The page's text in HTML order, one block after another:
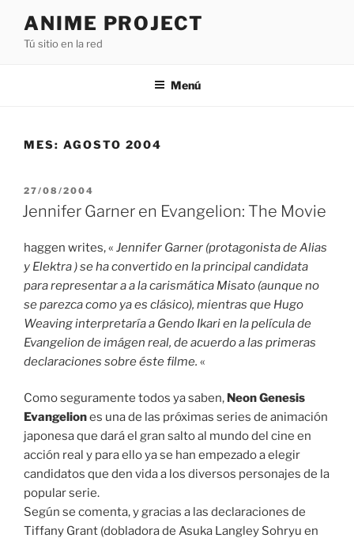
contenido
ANIME PROJECT
Tú sitio en la red
Menú
MES: AGOSTO 2004
PUBLICADO
EL
27/08/2004
Jennifer Garner en Evangelion: The Movie
haggen writes, « Jennifer Garner (protagonista de Alias
y Elektra ) se ha convertido en la principal candidata
para representar a a la carismática Misato (aunque no
se parezca como ya es clásico), mientras que Hugo
Weaving interpretaría a Gendo Ikari en la película de
Evangelion de imágen real, de acuerdo a las primeras
declaraciones sobre éste filme. «
Como seguramente todos ya saben, Neon Genesis
Evangeliones una de las próximas series de animación
japonesa que dará el gran salto al mundo del cine en
acción real y para ello ya se han empezado a elegir
candidatos que den vida a los diversos personajes de la
popular serie.
Según se comenta, y gracias a las declaraciones de
Tiffany Grant (dobladora de Asuka Langley Sohryu en